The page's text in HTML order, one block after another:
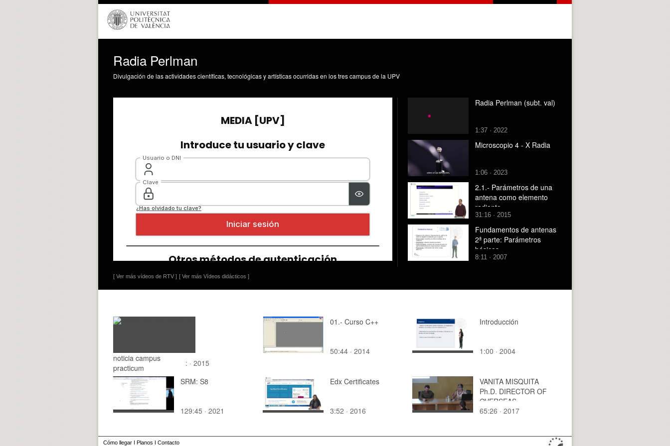
Radia Perlman
Divulgación de las actividades científicas, tecnológicas y artísticas ocurridas en los tres campus de la UPV
[ Ver más vídeos de RTV ] [ Ver más Vídeos didácticos ]
Radia Perlman (subt. val)
1:37 · 2022
Microscopio 4 - X Radia
1:06 · 2023
2.1.- Parámetros de una
antena como elemento
radiante
31:16 · 2015
Fundamentos de antenas
2ª parte: Parámetros
básicos
8:11 · 2007
noticia campus
practicum
: · 2015
01.- Curso C++
50:44 · 2014
Introducción
1:00 · 2004
SRM: S8
129:45 · 2021
Edx Certificates
3:52 · 2016
VANITA MISQUITA
Ph.D. DIRECTOR OF
OVERSEAS
PROGRAMS.
65:26 · 2017
Cómo llegar I Planos I Contacto